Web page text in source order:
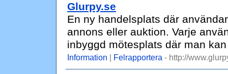
Glurpy.se
En ny handelsplats där
annons eller auktion. Varje
inbyggd mötesplats där man
Information | Felrapportera - http://